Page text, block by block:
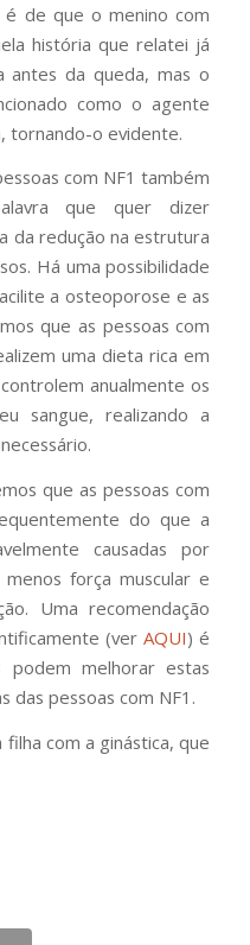
é de que o menino com
história que relatei já
antes da queda, mas o
como o agente
tornando-o evidente.
com NF1 também
que quer dizer
da redução na estrutura
Há uma possibilidade
a osteoporose e as
que as pessoas com
uma dieta rica em
anualmente os
sangue, realizando a
que as pessoas com
do que a
causadas por
força muscular e
Uma recomendação
(verAQUI) é
podem melhorar estas
das pessoas com NF1.
com a ginástica, que